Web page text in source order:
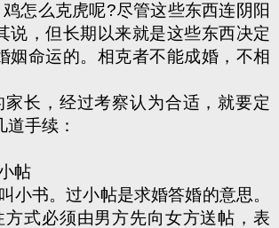
怎么克虎呢?尽管这些东西连阴阳
说，但长期以来就是这些东西决定
姻命运的。相克者不能成婚，不相
家长，经过考察认为合适，就要定
手续：
帖
小书。过小帖是求婚答婚的意思。
方式必须由男方先向女方送帖，表